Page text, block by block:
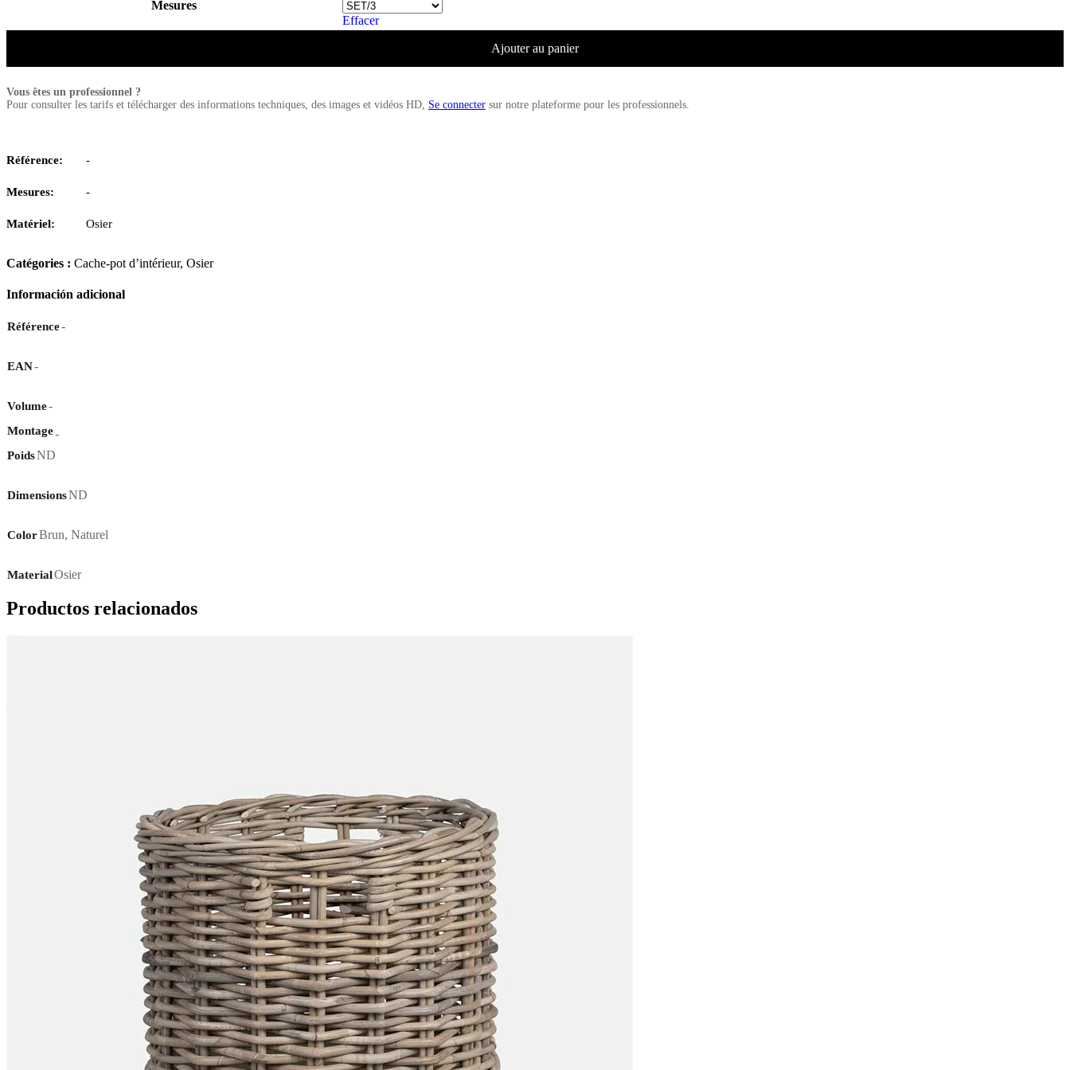
Mesures
Effacer
Ajouter au panier
Vous êtes un professionnel ?
Pour consulter les tarifs et télécharger des informations techniques, des images et vidéos HD, Se connecter sur notre plateforme pour les professionnels.
Référence: -
Mesures: -
Matériel: Osier
Catégories : Cache-pot d’intérieur, Osier
Información adicional
Référence-
EAN-
Volume-
Montage-
PoidsND
DimensionsND
ColorBrun, Naturel
MaterialOsier
Productos relacionados